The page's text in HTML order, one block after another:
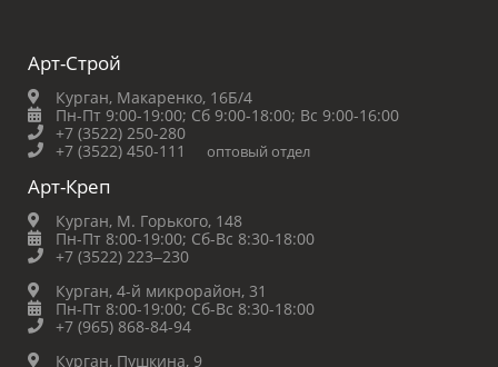
Арт-Строй
Курган, Макаренко, 16Б/4
Пн-Пт 9:00-19:00; Сб 9:00-18:00; Вс 9:00-16:00
+7 (3522) 250-280
+7 (3522) 450-111
оптовый отдел
Арт-Креп
Курган, М. Горького, 148
Пн-Пт 8:00-19:00; Сб-Вс 8:30-18:00
+7 (3522) 223‒230
Курган, 4-й микрорайон, 31
Пн-Пт 8:00-19:00; Сб-Вс 8:30-18:00
+7 (965) 868-84-94
Курган, Пушкина, 9